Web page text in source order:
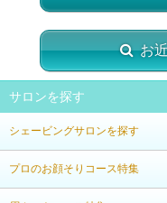
お
サロンを探す
シェービングサロンを探す
プロのお顔そりコース特集